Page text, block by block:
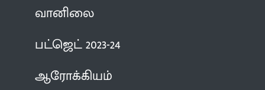
வானிலை
பட்ஜெட் 2023-24
ஆரோக்கியம்